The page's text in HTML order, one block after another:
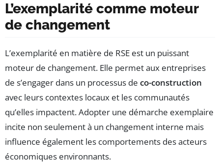
L’exemplarité comme moteur
de changement
L’exemplarité en matière de RSE est un puissant
moteur de changement. Elle permet aux entreprises
de s’engager dans un processus de co-construction
avec leurs contextes locaux et les communautés
qu’elles impactent. Adopter une démarche exemplaire
incite non seulement à un changement interne mais
influence également les comportements des acteurs
économiques environnants.